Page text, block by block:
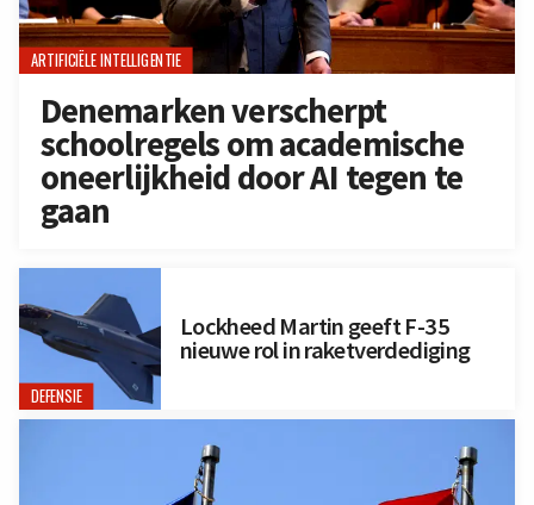
ARTIFICIËLE INTELLIGENTIE
Denemarken verscherpt
schoolregels om academische
oneerlijkheid door AI tegen te
gaan
DEFENSIE
Lockheed Martin geeft F-35
nieuwe rol in raketverdediging